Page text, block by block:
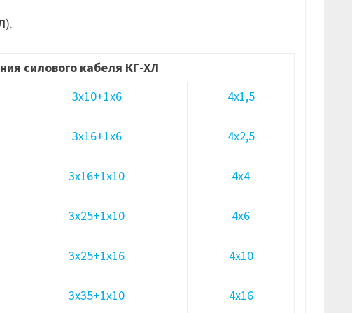
).
силового кабеля КГ-ХЛ
3х10+1х6
3х16+1х6
3х16+1х10
3х25+1х10
3х25+1х16
3х35+1х10
4х1,5
4х2,5
4х4
4х6
4х10
4х16